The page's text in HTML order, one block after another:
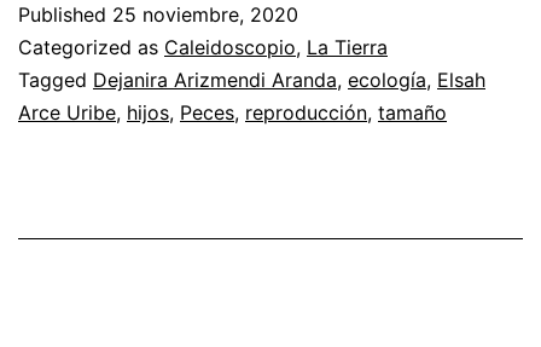
Published 25 noviembre, 2020
Categorized as Caleidoscopio, La Tierra
Tagged Dejanira Arizmendi Aranda, ecología, Elsah
Arce Uribe, hijos, Peces, reproducción, tamaño